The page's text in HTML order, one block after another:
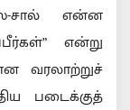
சால் என்ன
என்று
வரலாற்றுச்
படைக்குத்